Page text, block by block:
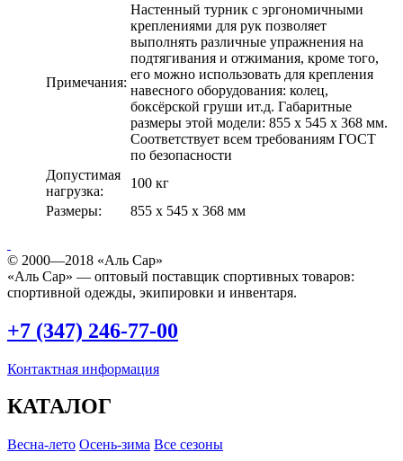
Примечания:
Настенный турник с эргономичными
креплениями для рук позволяет
выполнять различные упражнения на
подтягивания и отжимания, кроме того,
его можно использовать для крепления
навесного оборудования: колец,
боксёрской груши ит.д. Габаритные
размеры этой модели: 855 x 545 x 368 мм.
Соответствует всем требованиям ГОСТ
по безопасности
Допустимая
нагрузка:
100 кг
Размеры:
855 x 545 x 368 мм
© 2000—2018 «Аль Сар»
«Аль Сар» — оптовый поставщик спортивных товаров:
спортивной одежды, экипировки и инвентаря.
+7 (347) 246-77-00
Контактная информация
КАТАЛОГ
Весна-лето Осень-зима Все сезоны